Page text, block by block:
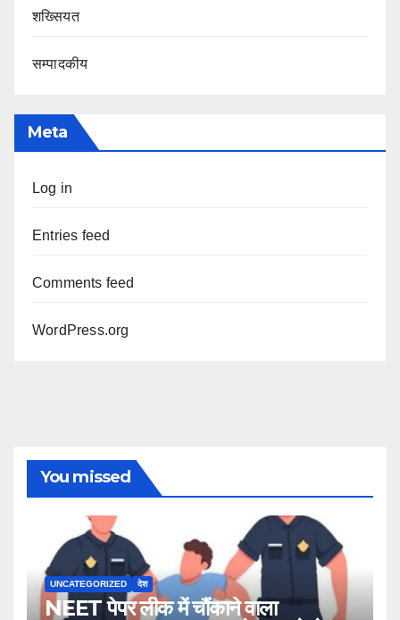
शख्सियत
सम्पादकीय
Meta
Log in
Entries feed
Comments feed
WordPress.org
You missed
UNCATEGORIZED देश
NEET पेपर लीक में चौंकाने वाला